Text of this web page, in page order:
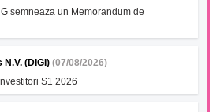
semneaza un Memorandum de
(DIGI) (07/08/2026)
S1 2026